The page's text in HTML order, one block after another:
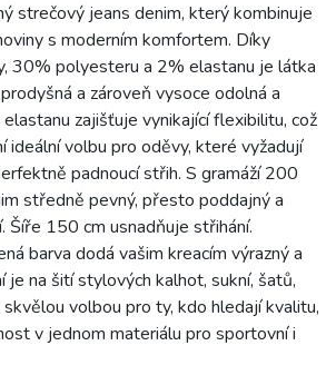
strečový jeans denim, který kombinuje
s moderním komfortem. Díky
30% polyesteru a 2% elastanu je látka
a zároveň vysoce odolná a
zajišťuje vynikající flexibilitu, což
ideální volbu pro oděvy, které vyžadují
padnoucí střih. S gramáží 200
středně pevný, přesto poddajný a
Šíře 150 cm usnadňuje střihání.
barva dodá vašim kreacím výrazný a
je na šití stylových kalhot, sukní, šatů,
skvělou volbou pro ty, kdo hledají kvalitu,
v jednom materiálu pro sportovní i